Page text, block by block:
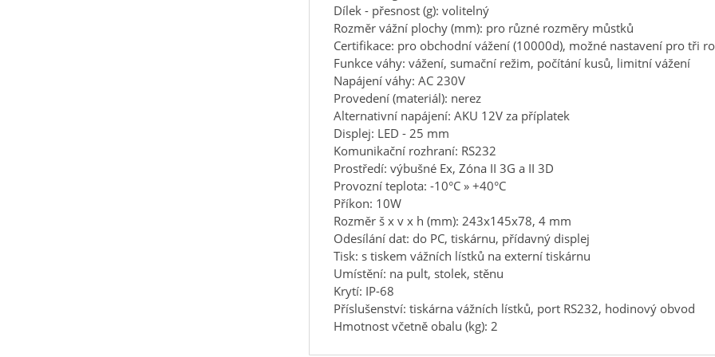
Dílek - přesnost (g): volitelný
Rozměr vážní plochy (mm): pro různé rozměry můstků
Certifikace: pro obchodní vážení (10000d), možné nastavení pro tři
Funkce váhy: vážení, sumační režim, počítání kusů, limitní vážení
Napájení váhy: AC 230V
Provedení (materiál): nerez
Alternativní napájení: AKU 12V za příplatek
Displej: LED - 25 mm
Komunikační rozhraní: RS232
Prostředí: výbušné Ex, Zóna II 3G a II 3D
Provozní teplota: -10°C » +40°C
Příkon: 10W
Rozměr š x v x h (mm): 243x145x78, 4 mm
Odesílání dat: do PC, tiskárnu, přídavný displej
Tisk: s tiskem vážních lístků na externí tiskárnu
Umístění: na pult, stolek, stěnu
Krytí: IP-68
Příslušenství: tiskárna vážních lístků, port RS232, hodinový obvod
Hmotnost včetně obalu (kg): 2